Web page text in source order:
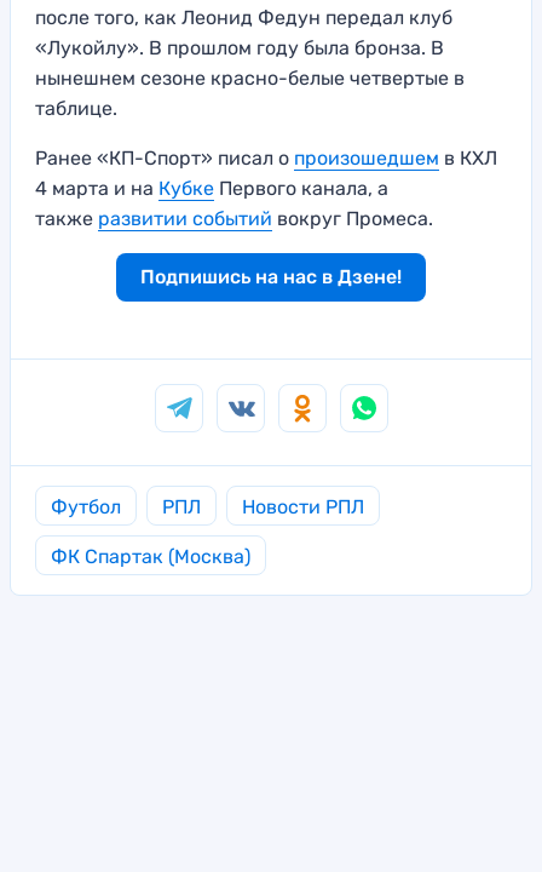
после того, как Леонид Федун передал клуб
«Лукойлу». В прошлом году была бронза. В
нынешнем сезоне красно-белые четвертые в
таблице.
Ранее «КП-Спорт» писал о произошедшем в КХЛ
4 марта и на Кубке Первого канала, а
также развитии событий вокруг Промеса.
Подпишись на нас в Дзене!
Футбол РПЛ Новости РПЛ
ФК Спартак (Москва)